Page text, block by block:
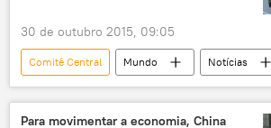
negros
mestiços eleições
30 de outubro 2015, 09:05
Comitê Central Mundo
Notícias
Pyongyang
Coreia do Norte
Kim Jong-un
Partido dos Trabalhadores
Para movimentar a economia, China